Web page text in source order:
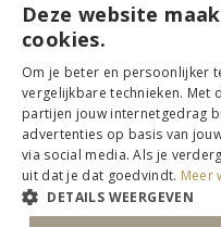
Wie zijn wij?
Nieuwsbrief
Pers
Deze website
cookies.
Om je beter en persoonlijker
vergelijkbare technieken. Met
partijen jouw internetgedrag
advertenties op basis van
via social media. Als je
uit dat je dat goedvindt. Meer
DETAILS WEERGEVEN